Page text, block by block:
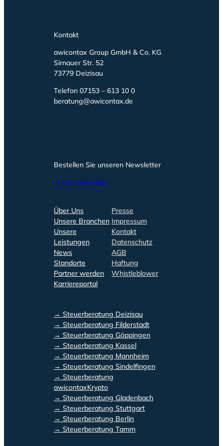
Kontakt
awicontax Group GmbH & Co. KG
Sirnauer Str. 52
73779 Deizisau
Telefon 07153 – 613 10 0
beratung@awicontax.de
Bestellen Sie unseren Newsletter
➔ Hier anmelden
Über Uns
Unsere Branchen
Unsere
Leistungen
News
Standorte
Partner werden
Karriereportal
Presse
Impressum
Kontakt
Datenschutz
AGB
Haftung
Whistleblower
→ Steuerberatung Deizisau
→ Steuerberatung Filderstadt
→ Steuerberatung Göppingen
→ Steuerberatung Kassel
→ Steuerberatung Mannheim
→ Steuerberatung Sindelfingen
→ Steuerberatung
awicontaxKrypto
→ Steuerberatung Gladenbach
→ Steuerberatung Stuttgart
→ Steuerberatung Berlin
→ Steuerberatung Tamm